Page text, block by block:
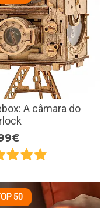
A câmara do
50